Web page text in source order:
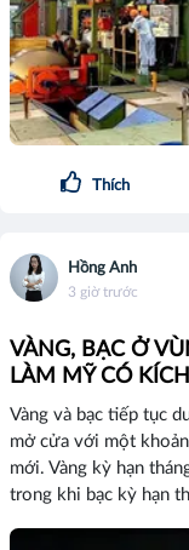
Thích
Hồng Anh
3 giờ trước
VÀNG, BẠC Ở
LÀM MỸ CÓ
Vàng và bạc tiếp tục
mở cửa với một
mới. Vàng kỳ hạn
trong khi bạc kỳ hạn